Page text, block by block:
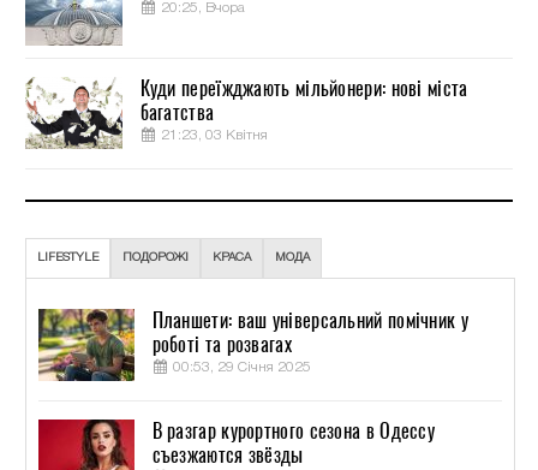
20:25, Вчора
Куди переїжджають мільйонери: нові міста
багатства
21:23, 03 Квітня
LIFESTYLE ПОДОРОЖІ КРАСА МОДА
Планшети: ваш універсальний помічник у
роботі та розвагах
00:53, 29 Січня 2025
В разгар курортного сезона в Одессу
съезжаются звёзды